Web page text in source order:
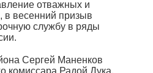
отважных и
в весенний призыв
службу в ряды
Сергей Маненков